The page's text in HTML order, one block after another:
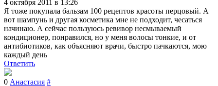
4 октября 2011 в 13:26
Я тоже покупала бальзам 100 рецептов красоты перцовый. А
вот шампунь и другая косметика мне не подходит, чесаться
начинаю. А сейчас пользуюсь ревивор несмываемый
кондиционер, понравился, но у меня волосы тонкие, и от
антибиотиков, как объясняют врачи, быстро пачкаются, мою
каждый день
Ответить
0 Анастасия #